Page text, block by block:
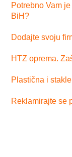
Potrebno Vam
BiH?
Dodajte svoju
HTZ oprema.
Plastična i
Reklamirajte se